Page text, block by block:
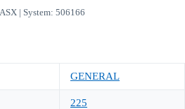
| System: 506166
GENERAL
225